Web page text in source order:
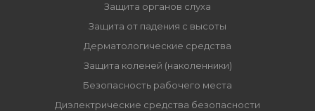
Защита органов слуха
Защита от падения с высоты
Дерматологические средства
Защита коленей (наколенники)
Безопасность рабочего места
Диэлектрические средства безопасности